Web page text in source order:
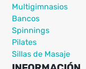
Multigimnasios
Bancos
Spinnings
Pilates
Sillas de Masaje